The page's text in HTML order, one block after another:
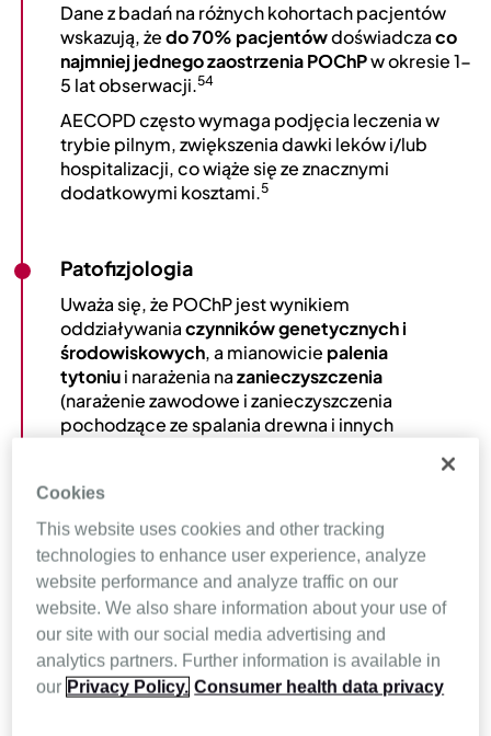
Dane z badań na różnych kohortach pacjentów
wskazują, żedo 70% pacjentówdoświadczaco
najmniej jednego zaostrzenia POChPw okresie 1-
5 lat obserwacji.54
AECOPD często wymaga podjęcia leczenia w
trybie pilnym, zwiększenia dawki leków i/lub
hospitalizacji, co wiąże się ze znacznymi
dodatkowymi kosztami.5
Patofizjologia
Uważa się, że POChP jest wynikiem
oddziaływaniaczynników genetycznych i
środowiskowych, a mianowicie palenia
tytoniui narażenia nazanieczyszczenia
(narażenie zawodowe i zanieczyszczenia
pochodzące ze spalania drewna i innych
POChP jest chorobą
POChP w oparciu o leżące u jejpodstaw
mechanizmy etiologicznew celu
opracowania spersonalizowanych metod
leczenia. 2
Wpływ choroby
Cookies
This website uses cookies and other tracking
technologies to enhance user experience, analyze
website performance and analyze traffic on our
website. We also share information about your use of
our site with our social media advertising and
analytics partners. Further information is available in
our Privacy Policy. Consumer health data privacy